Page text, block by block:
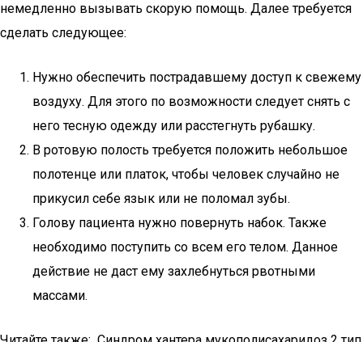
немедленно вызывать скорую помощь. Далее требуется
сделать следующее:
Нужно обеспечить пострадавшему доступ к свежему
воздуху. Для этого по возможности следует снять с
него тесную одежду или расстегнуть рубашку.
В ротовую полость требуется положить небольшое
полотенце или платок, чтобы человек случайно не
прикусил себе язык или не поломал зубы.
Голову пациента нужно повернуть набок. Также
необходимо поступить со всем его телом. Данное
действие не даст ему захлебнуться рвотными
массами.